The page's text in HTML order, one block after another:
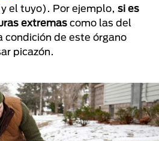
el tuyo). Por ejemplo, si es
extremas como las del
condición de este órgano
picazón.